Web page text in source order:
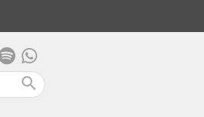
search